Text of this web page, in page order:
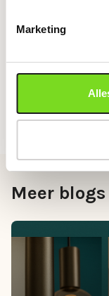
Marketing
inspirerende
dit moment is
7-lichts
lichtbronnen.
Meer